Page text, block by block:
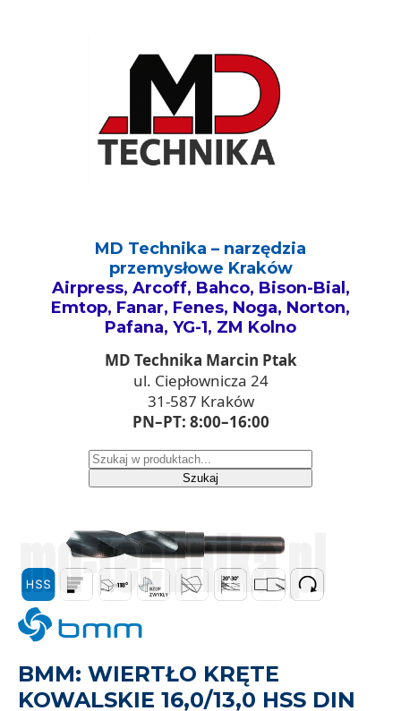
MD Technika – narzędzia
przemysłowe Kraków
Airpress, Arcoff, Bahco, Bison-Bial,
Emtop, Fanar, Fenes, Noga, Norton,
Pafana, YG-1, ZM Kolno
MD Technika Marcin Ptak
ul. Ciepłownicza 24
31-587 Kraków
PN–PT: 8:00–16:00
Szukaj
BMM: WIERTŁO KRĘTE
KOWALSKIE 16,0/13,0 HSS DIN